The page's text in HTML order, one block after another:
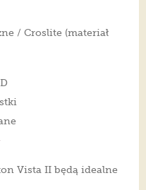
/ Croslite (materiał
Vista II będą idealne